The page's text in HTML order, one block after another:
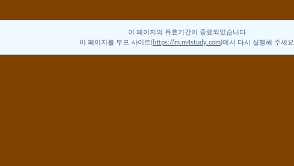
이 페이지의 유효기간이 종료되었습니다.
이 페이지를 부모 사이트(https://m.m4study.com)에서 다시 실행해 주세요.